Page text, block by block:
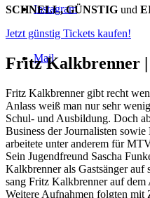
Instagram
Mail
SCHNELL, GÜNSTIG und
Jetzt günstig Tickets kaufen!
Fritz Kalkbrenner |
Fritz Kalkbrenner gibt recht
Anlass weiß man nur sehr
Schul- und Ausbildung. Doch
Business der Journalisten
arbeitete unter anderem für
Sein Jugendfreund Sascha
Kalkbrenner als Gastsänger
sang Fritz Kalkbrenner auf
Weitere Aufnahmen folgten